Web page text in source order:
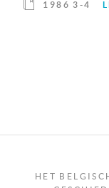
1986 3-4
HET